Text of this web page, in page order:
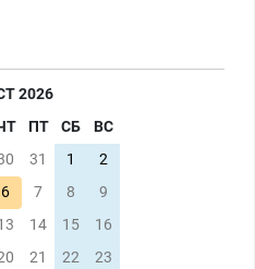
2026
ПТ СБ
ВС
31 1
2
6 7 8
9
14 15
16
21 22
23